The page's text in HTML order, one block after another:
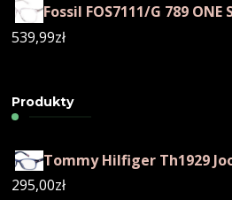
Fossil FOS7111/G 789 ONE
539,99zł
Produkty
Tommy Hilfiger Th1929
295,00zł